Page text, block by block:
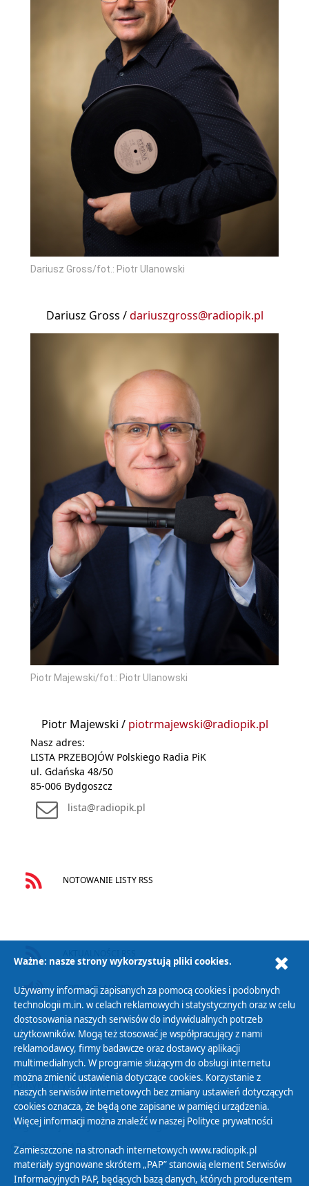
Dariusz Gross/fot.: Piotr Ulanowski
Dariusz Gross /dariuszgross@radiopik.pl
Piotr Majewski/fot.: Piotr Ulanowski
Piotr Majewski / piotrmajewski@radiopik.pl
Nasz adres:
LISTA PRZEBOJÓW Polskiego Radia PiK
ul. Gdańska 48/50
85-006 Bydgoszcz
lista@radiopik.pl
NOTOWANIE LISTY RSS
PODCAST AUDIO
Polityka Prywatności
Zasady korzystania z Serwisu
Organizacje Pożytku Publicznego
Cyfryzacja DAB+
Polityka ochrony danych osobowych
Ważne: nasze strony wykorzystują pliki cookies.
Używamy informacji zapisanych za pomocą cookies i podobnych
technologii m.in. w celach reklamowych i statystycznych oraz w celu
dostosowania naszych serwisów do indywidualnych potrzeb
użytkowników. Mogą też stosować je współpracujący z nami
reklamodawcy, firmy badawcze oraz dostawcy aplikacji
multimedialnych. W programie służącym do obsługi internetu
można zmienić ustawienia dotyczące cookies. Korzystanie z
naszych serwisów internetowych bez zmiany ustawień dotyczących
cookies oznacza, że będą one zapisane w pamięci urządzenia.
Więcej informacji można znaleźć w naszej Polityce prywatności
Zamieszczone na stronach internetowych www.radiopik.pl
materiały sygnowane skrótem „PAP” stanowią element Serwisów
Informacyjnych PAP, będących bazą danych, których producentem